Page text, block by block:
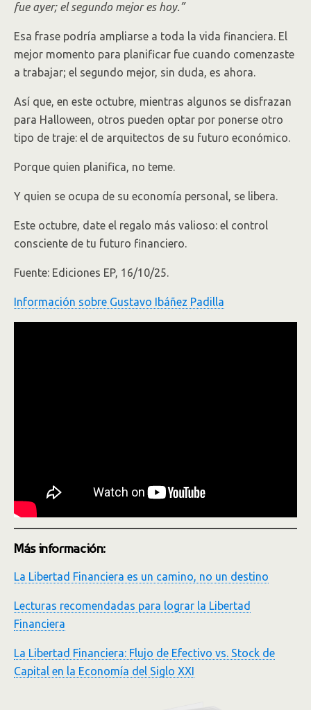
fue ayer; el segundo mejor es hoy.”
Esa frase podría ampliarse a toda la vida financiera. El
mejor momento para planificar fue cuando comenzaste
a trabajar; el segundo mejor, sin duda, es ahora.
Así que, en este octubre, mientras algunos se disfrazan
para Halloween, otros pueden optar por ponerse otro
tipo de traje: el de arquitectos de su futuro económico.
Porque quien planifica, no teme.
Y quien se ocupa de su economía personal, se libera.
Este octubre, date el regalo más valioso: el control
consciente de tu futuro financiero.
Fuente: Ediciones EP, 16/10/25.
Información sobre Gustavo Ibáñez Padilla
Más información:
La Libertad Financiera es un camino, no un destino
Lecturas recomendadas para lograr la Libertad
Financiera
La Libertad Financiera: Flujo de Efectivo vs. Stock de
Capital en la Economía del Siglo XXI